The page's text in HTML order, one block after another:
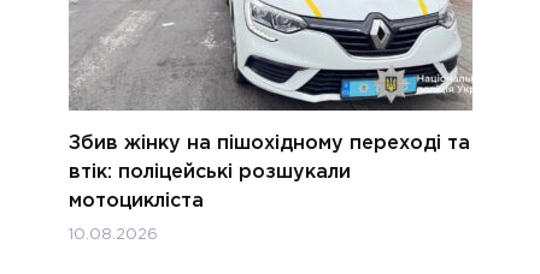
Збив жінку на пішохідному переході та
втік: поліцейські розшукали
мотоцикліста
10.08.2026